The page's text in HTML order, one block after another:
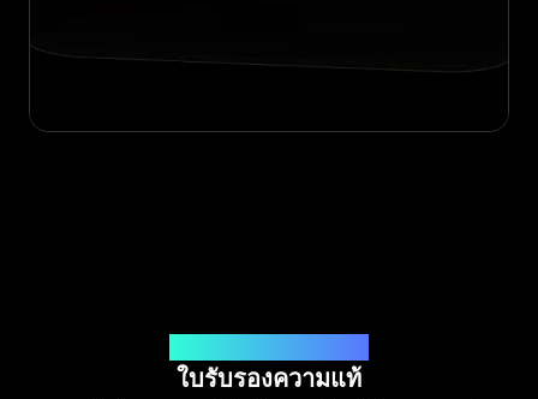
ใบรับรองความแท้